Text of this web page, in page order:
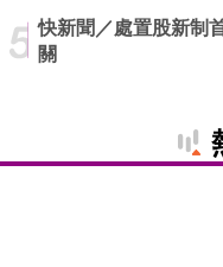
快新聞／處置股新
關